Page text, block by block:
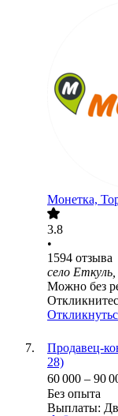
Монетка,
3.8
•
1594 отзыва
село
Можно без
Продавец-
28)
60 000 – 90
Без опыта
Выплаты: